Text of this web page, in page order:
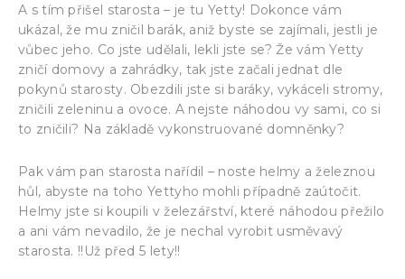
A s tím přišel starosta – je tu Yetty! Dokonce vám
ukázal, že mu zničil barák, aniž byste se zajímali, jestli je
vůbec jeho. Co jste udělali, lekli jste se? Že vám Yetty
zničí domovy a zahrádky, tak jste začali jednat dle
pokynů starosty. Obezdili jste si baráky, vykáceli stromy,
zničili zeleninu a ovoce. A nejste náhodou vy sami, co si
to zničili? Na základě vykonstruované domněnky?
Pak vám pan starosta nařídil – noste helmy a železnou
hůl, abyste na toho Yettyho mohli případně zaútočit.
Helmy jste si koupili v železářství, které náhodou přežilo
a ani vám nevadilo, že je nechal vyrobit usměvavý
starosta. !!Už před 5 lety!!